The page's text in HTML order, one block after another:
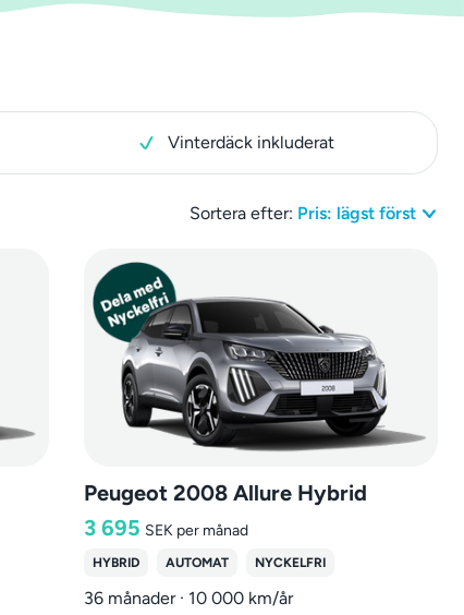
Vinterdäck inkluderat
Sortera efter: Pris: lägst först
Peugeot 2008 Allure Hybrid
3 695 SEK per månad
HYBRID AUTOMAT NYCKELFRI
36 månader · 10 000 km/år